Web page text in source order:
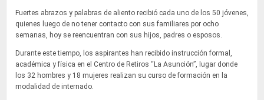
Fuertes abrazos y palabras de aliento recibió cada uno de los 50 jóvenes,
quienes luego de no tener contacto con sus familiares por ocho
semanas, hoy se reencuentran con sus hijos, padres o esposos.
Durante este tiempo, los aspirantes han recibido instrucción formal,
académica y física en el Centro de Retiros “La Asunción”, lugar donde
los 32 hombres y 18 mujeres realizan su curso de formación en la
modalidad de internado.